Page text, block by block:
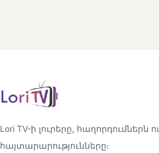
Lori TV-ի լուրերը, հաղորդումներն ու
հայտարարությունները։